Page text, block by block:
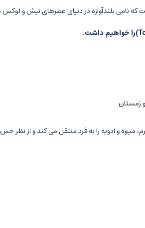
نامی بلندآوازه در دنیای عطرهای نیش و لوکس
را خواهیم داشت.
زمستان
میوه و ادویه را به فرد منتقل می کند و از نظر